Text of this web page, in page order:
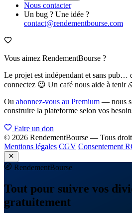
Nous contacter
Un bug ? Une idée ?
contact@rendementbourse.com
Vous aimez RendementBourse ?
Le projet est indépendant et sans pub…
connectez 😉 Un café nous aide à tenir
Ou abonnez-vous au Premium — nous
construire la plateforme selon vos
Faire un don
© 2026 RendementBourse — Tous
Mentions légales CGV Consentement
RendementBourse
Tout pour suivre vos
gratuitement